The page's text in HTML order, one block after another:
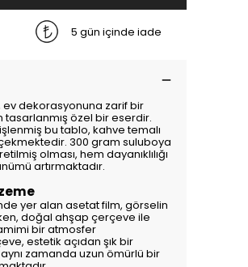
5 gün içinde iade
ev dekorasyonuna zarif bir
özel bir eserdir.
bu tablo, kahve temalı
300 gram suluboya
olması, hem dayanıklılığı
artırmaktadır.
yer alan asetat film, görselin
doğal ahşap çerçeve ile
bir atmosfer
estetik açıdan şık bir
zamanda uzun ömürlü bir